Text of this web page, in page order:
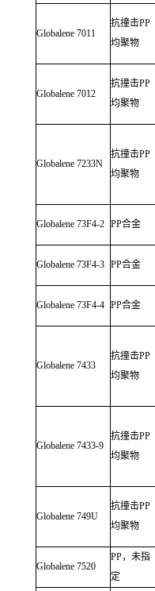
Globalene 7011
抗撞击PP
均聚物
Globalene 7012
抗撞击PP
均聚物
Globalene 7233N
抗撞击PP
均聚物
Globalene 73F4-2 PP合金
Globalene 73F4-3 PP合金
Globalene 73F4-4 PP合金
Globalene 7433
抗撞击PP
均聚物
Globalene 7433-9
抗撞击PP
均聚物
Globalene 749U
抗撞击PP
均聚物
Globalene 7520
PP，未指
定